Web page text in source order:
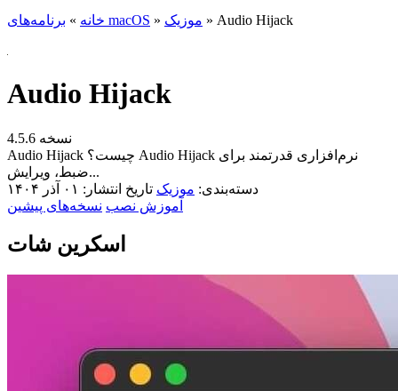
خانه » برنامه‌های macOS » موزیک » Audio Hijack
Audio Hijack
نسخه 4.5.6
Audio Hijack چیست؟ Audio Hijack نرم‌افزاری قدرتمند برای
ضبط، ویرایش...
دسته‌بندی: موزیک تاریخ انتشار: ۰۱ آذر ۱۴۰۴
آموزش نصب نسخه‌های پیشین
اسکرین شات